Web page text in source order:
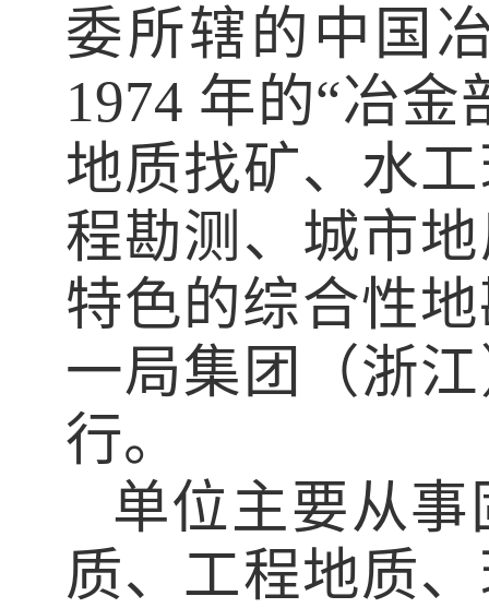
委所辖的中国
1974 年的“冶金
地质找矿、水
程勘测、城市
特色的综合性
一局集团（浙
行。
单位主要从
质、工程地质